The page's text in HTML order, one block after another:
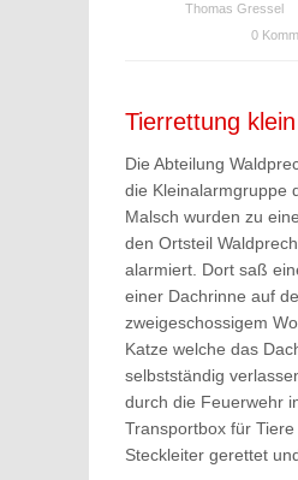
Thomas Gressel
0
Tierrettung klein
Die Abteilung
die Kleinalarmgruppe
Malsch wurden zu
den Ortsteil
alarmiert. Dort saß
einer Dachrinne auf
zweigeschossigem
Katze welche das
selbstständig
durch die Feuerwehr
Transportbox für
Steckleiter gerettet